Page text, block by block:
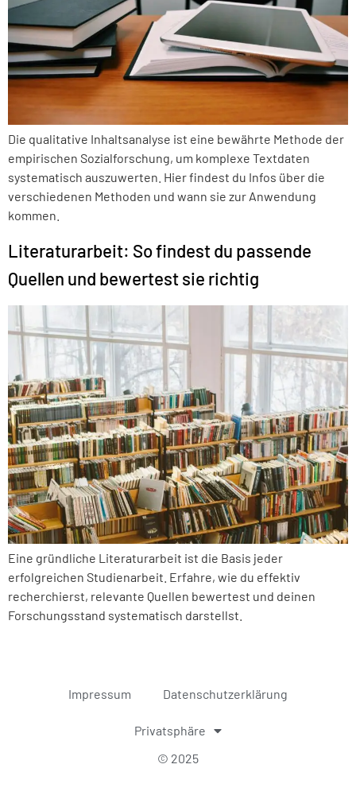
Die qualitative Inhaltsanalyse ist eine bewährte Methode der
empirischen Sozialforschung, um komplexe Textdaten
systematisch auszuwerten. Hier findest du Infos über die
verschiedenen Methoden und wann sie zur Anwendung
kommen.
Literaturarbeit: So findest du passende
Quellen und bewertest sie richtig
Eine gründliche Literaturarbeit ist die Basis jeder
erfolgreichen Studienarbeit. Erfahre, wie du effektiv
recherchierst, relevante Quellen bewertest und deinen
Forschungsstand systematisch darstellst.
Impressum Datenschutzerklärung
Privatsphäre
© 2025